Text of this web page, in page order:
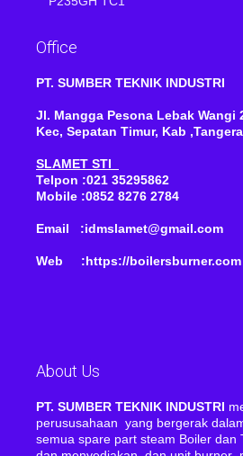
Office
PT. SUMBER TEKNIK INDUSTRI
Jl. Mangga Pesona Lebak Wangi
Kec, Sepatan Timur, Kab
SLAMET STI
Telpon :021 35295862
Mobile :0852 8276 2784
Email :idmslamet@gmail.com
Web :https://boilersburner.com
About Us
PT. SUMBER TEKNIK INDUSTRI
perususahaan yang bergerak
semua spare part steam Boiler dan